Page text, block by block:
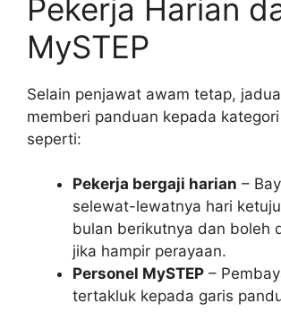
Pekerja Harian
MySTEP
Selain penjawat awam tetap,
memberi panduan kepada
seperti:
Pekerja bergaji harian –
selewat-lewatnya hari
bulan berikutnya dan boleh
jika hampir perayaan.
Personel MySTEP –
tertakluk kepada garis